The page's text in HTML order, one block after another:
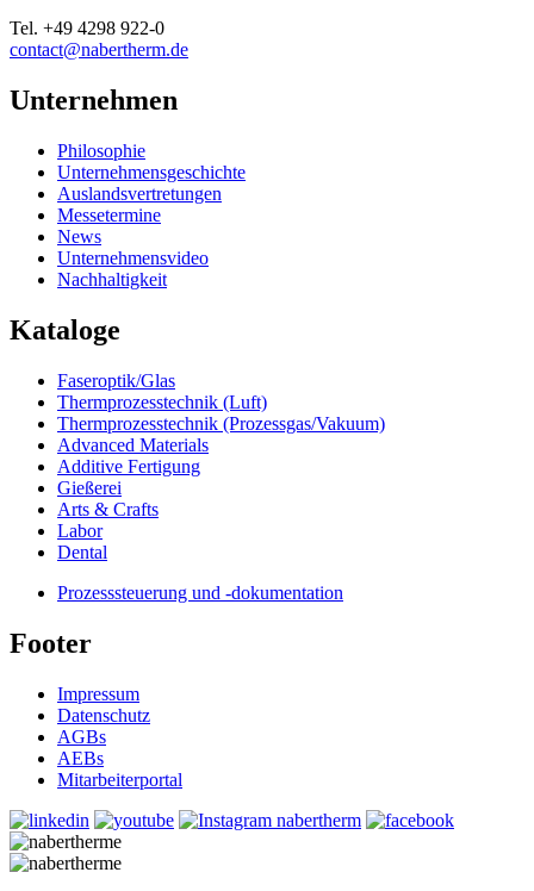
Tel. +49 4298 922-0
contact@nabertherm.de
Unternehmen
Philosophie
Unternehmensgeschichte
Auslandsvertretungen
Messetermine
News
Unternehmensvideo
Nachhaltigkeit
Kataloge
Faseroptik/Glas
Thermprozesstechnik (Luft)
Thermprozesstechnik (Prozessgas/Vakuum)
Advanced Materials
Additive Fertigung
Gießerei
Arts & Crafts
Labor
Dental
Prozesssteuerung und -dokumentation
Footer
Impressum
Datenschutz
AGBs
AEBs
Mitarbeiterportal